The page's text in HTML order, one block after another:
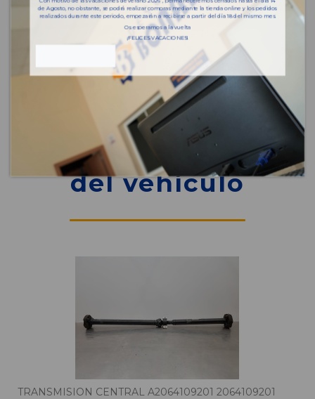
Piezas almacenadas
del vehículo
TRANSMISION CENTRAL A2064109201 2064109201
de Agosto, no obstante, se podrá realizar compras mediante la tienda online y los pedidos
realizados durante este periodo, empezarán a recibirse a partir del día 18 del mismo mes.
Os esperamos a la vuelta
¡FELICES VACACIONES!